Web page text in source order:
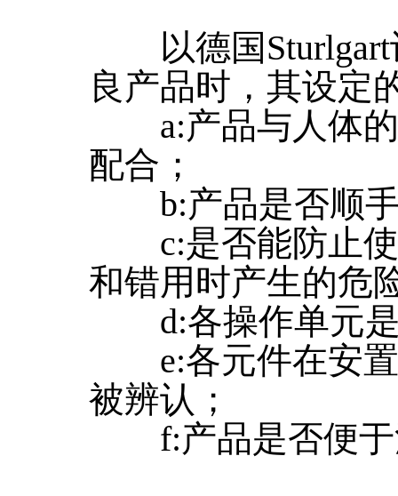
以德国Sturlgart
良产品时，其设定
a:产品与人体的
配合；
b:产品是否顺手
c:是否能防止使
和错用时产生的危
d:各操作单元是
e:各元件在安置
被辨认；
f:产品是否便于